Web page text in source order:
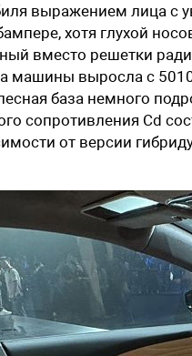
выражением лица с
хотя глухой
вместо решетки
машины выросла с
база немного
сопротивления Cd
от версии